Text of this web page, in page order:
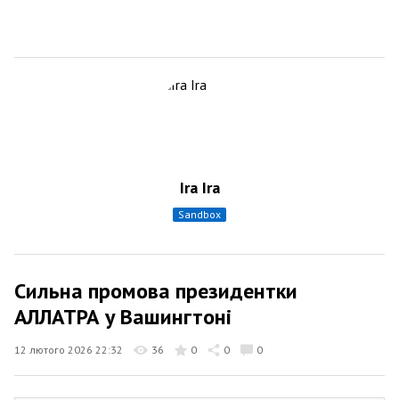
Ira Ira
sandbox
Сильна промова президентки
АЛЛАТРА у Вашингтоні
12 лютого 2026 22:32 36 0 0 0